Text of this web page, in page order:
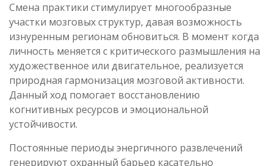
Смена практики стимулирует многообразные
участки мозговых структур, давая возможность
изнуренным регионам обновиться. В момент когда
личность меняется с критического размышления на
художественное или двигательное, реализуется
природная гармонизация мозговой активности.
Данный ход помогает восстановлению
когнитивных ресурсов и эмоциональной
устойчивости.
Постоянные периоды энергичного развлечений
генерируют охранный барьер касательно